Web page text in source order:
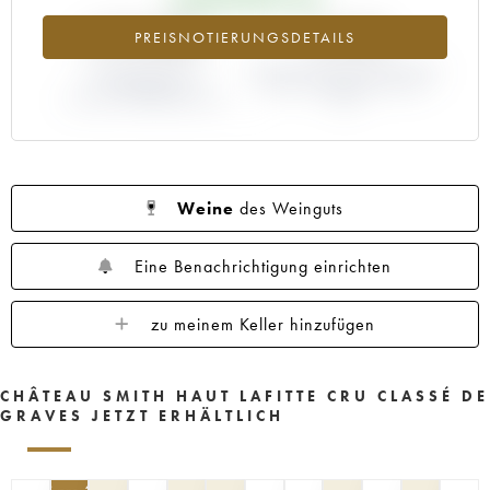
1953 1952 1950
PREISNOTIERUNGSDETAILS
+173.88% -3.03%
Weine des Weinguts
Eine Benachrichtigung einrichten
zu meinem Keller hinzufügen
CHÂTEAU SMITH HAUT LAFITTE CRU CLASSÉ DE
GRAVES JETZT ERHÄLTLICH